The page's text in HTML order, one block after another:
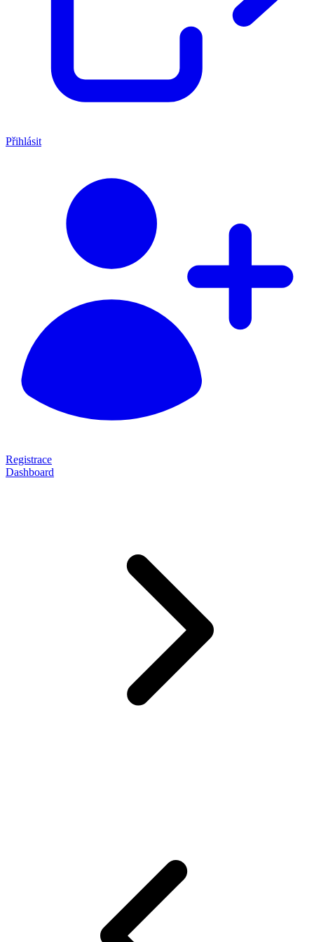
Přihlásit
Registrace
Dashboard